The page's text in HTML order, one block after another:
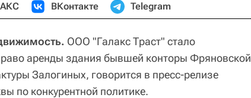
ВКонтакте Telegram
ООО "Галакс Траст" стало
аренды здания бывшей конторы Фряновской
Залогиных, говорится в пресс-релизе
по конкурентной политике.